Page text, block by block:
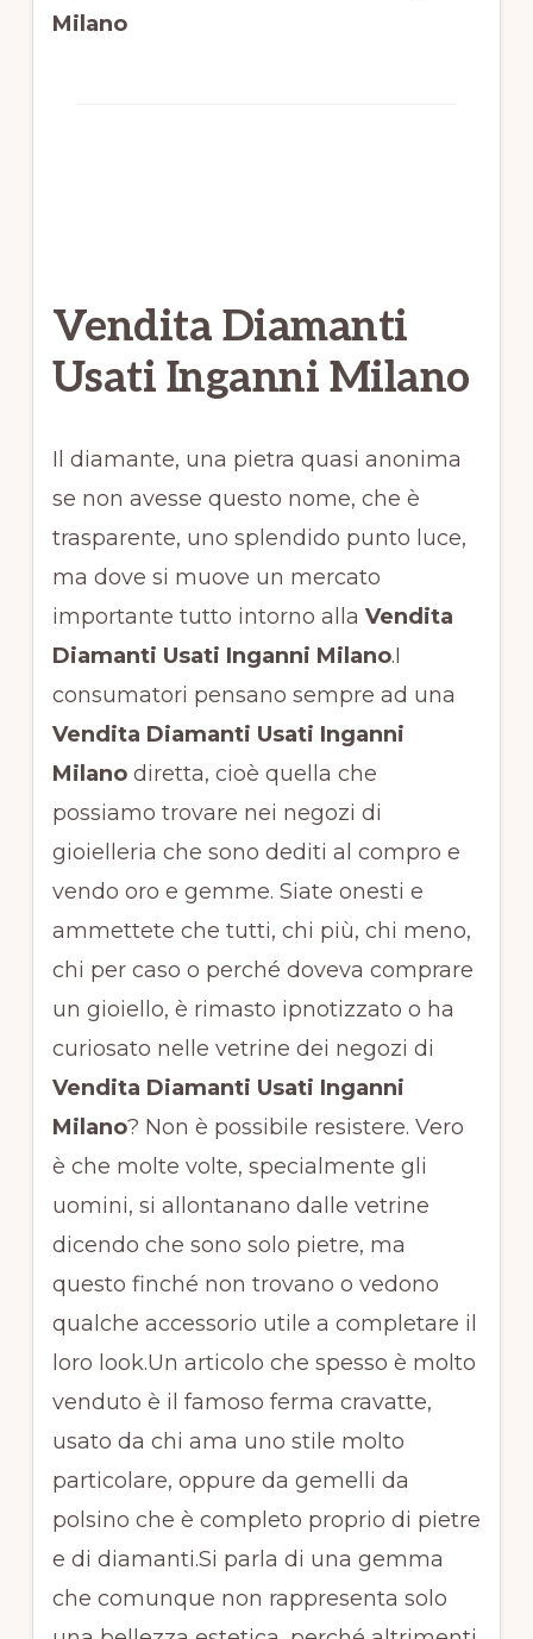
Milano
Vendita Diamanti
Usati Inganni Milano
Il diamante, una pietra quasi anonima
se non avesse questo nome, che è
trasparente, uno splendido punto luce,
ma dove si muove un mercato
importante tutto intorno alla Vendita
Diamanti Usati Inganni Milano.I
consumatori pensano sempre ad una
Vendita Diamanti Usati Inganni
Milanodiretta, cioè quella che
possiamo trovare nei negozi di
gioielleria che sono dediti al compro e
vendo oro e gemme. Siate onesti e
ammettete che tutti, chi più, chi meno,
chi per caso o perché doveva comprare
un gioiello, è rimasto ipnotizzato o ha
curiosato nelle vetrine dei negozi di
Vendita Diamanti Usati Inganni
Milano? Non è possibile resistere. Vero
è che molte volte, specialmente gli
uomini, si allontanano dalle vetrine
dicendo che sono solo pietre, ma
questo finché non trovano o vedono
qualche accessorio utile a completare il
loro look.Un articolo che spesso è molto
venduto è il famoso ferma cravatte,
usato da chi ama uno stile molto
particolare, oppure da gemelli da
polsino che è completo proprio di pietre
e di diamanti.Si parla di una gemma
che comunque non rappresenta solo